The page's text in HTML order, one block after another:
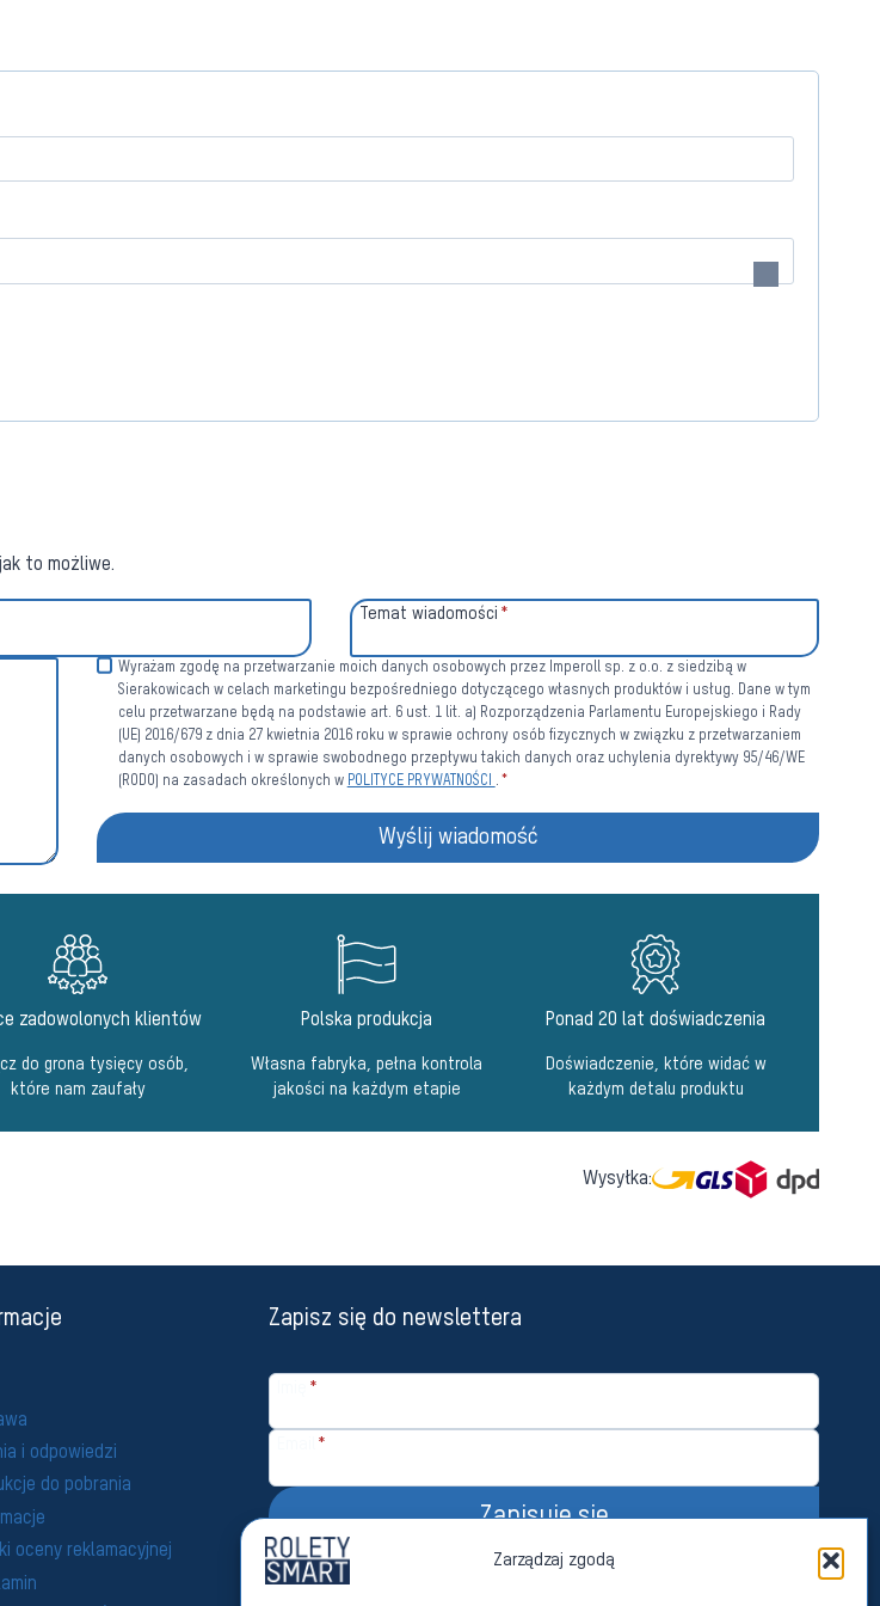
Zarządzaj zgodą
to możliwe.
Temat wiadomości *
Wyrażam zgodę na przetwarzanie moich danych osobowych przez Imperoll sp. z o.o. z siedzibą w
Sierakowicach w celach marketingu bezpośredniego dotyczącego własnych produktów i usług. Dane w tym
celu przetwarzane będą na podstawie art. 6 ust. 1 lit. a) Rozporządzenia Parlamentu Europejskiego i Rady
(UE) 2016/679 z dnia 27 kwietnia 2016 roku w sprawie ochrony osób fizycznych w związku z przetwarzaniem
danych osobowych i w sprawie swobodnego przepływu takich danych oraz uchylenia dyrektywy 95/46/WE
(RODO) na zasadach określonych w POLITYCE PRYWATNOŚCI . *
Wyślij wiadomość
zadowolonych klientów
do grona tysięcy osób,
które nam zaufały
Polska produkcja
Własna fabryka, pełna kontrola
jakości na każdym etapie
Ponad 20 lat doświadczenia
Doświadczenie, które widać w
każdym detalu produktu
Wysyłka:
i odpowiedzi
do pobrania
oceny reklamacyjnej
Zapisz się do newslettera
*
*
Zapisuję się
Wyrażam zgodę na przetwarzanie moich danych osobowych przez Imperoll sp. z
o.o. z siedzibą w Sierakowicach w celach marketingu bezpośredniego